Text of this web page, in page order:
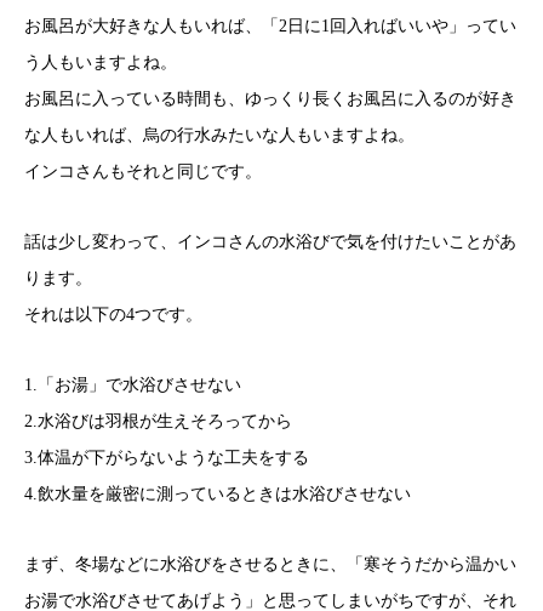
お風呂が大好きな人もいれば、「2日に1回入ればいいや」ってい
う人もいますよね。
お風呂に入っている時間も、ゆっくり長くお風呂に入るのが好き
な人もいれば、烏の行水みたいな人もいますよね。
インコさんもそれと同じです。
話は少し変わって、インコさんの水浴びで気を付けたいことがあ
ります。
それは以下の4つです。
1.「お湯」で水浴びさせない
2.水浴びは羽根が生えそろってから
3.体温が下がらないような工夫をする
4.飲水量を厳密に測っているときは水浴びさせない
まず、冬場などに水浴びをさせるときに、「寒そうだから温かい
お湯で水浴びさせてあげよう」と思ってしまいがちですが、それ